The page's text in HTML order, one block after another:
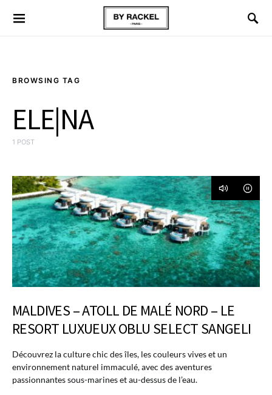
BROWSING TAG
ELE|NA
1 POST
MALDIVES – ATOLL DE MALÉ NORD – LE
RESORT LUXUEUX OBLU SELECT SANGELI
Découvrez la culture chic des îles, les couleurs vives et un
environnement naturel immaculé, avec des aventures
passionnantes sous-marines et au-dessus de l’eau.